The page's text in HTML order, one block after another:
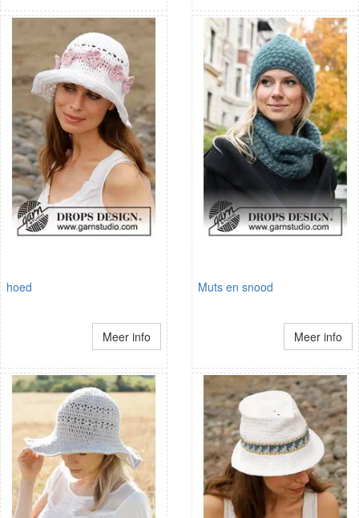
hoed
Meer info
Muts en snood
Meer info